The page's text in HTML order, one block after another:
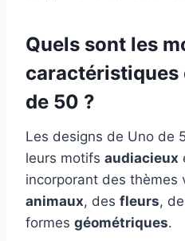
Quels sont les
caractéristiques
de 50 ?
Les designs de Uno de
leurs motifs audiacieux
incorporant des thèmes
animaux, des fleurs,
formes géométriques.